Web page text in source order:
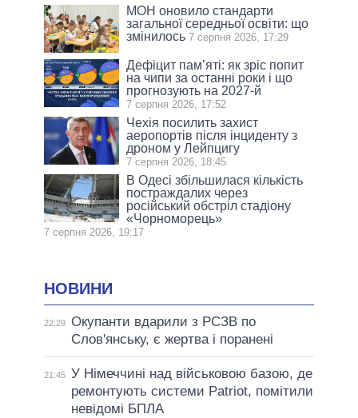
МОН оновило стандарти
загальної середньої освіти: що
змінилось 7 серпня 2026, 17:29
Дефіцит пам’яті: як зріс попит
на чипи за останні роки і що
прогнозують на 2027-й
7 серпня 2026, 17:52
Чехія посилить захист
аеропортів після інциденту з
дроном у Лейпцигу
7 серпня 2026, 18:45
В Одесі збільшилася кількість
постраждалих через
російський обстріл стадіону
«Чорноморець»
7 серпня 2026, 19:17
НОВИНИ
22:29 Окупанти вдарили з РСЗВ по
Слов'янську, є жертва і поранені
21:45 У Німеччині над військовою базою, де
ремонтують системи Patriot, помітили
невідомі БПЛА